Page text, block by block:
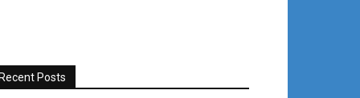
Posts